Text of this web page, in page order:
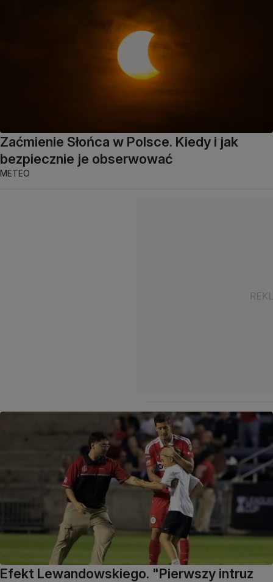
Zaćmienie Słońca w Polsce. Kiedy i jak
bezpiecznie je obserwować
METEO
Efekt Lewandowskiego. "Pierwszy intruz